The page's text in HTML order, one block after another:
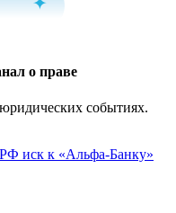
о праве
событиях.
РФ иск к «Альфа-Банку»